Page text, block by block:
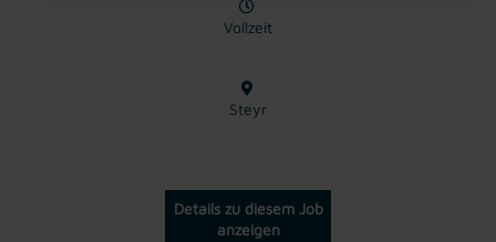
Vollzeit
Steyr
Details zu diesem Job
anzeigen